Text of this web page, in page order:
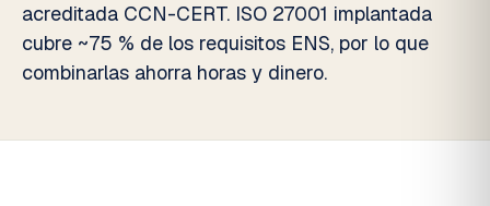
acreditada CCN-CERT. ISO 27001 implantada
cubre ~75 % de los requisitos ENS, por lo que
combinarlas ahorra horas y dinero.